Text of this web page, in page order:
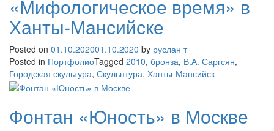
«Мифологическое время» в
Ханты-Мансийске
Posted on 01.10.202001.10.2020 by руслан т
Posted in ПортфолиоTagged 2010, бронза, В.А. Саргсян,
Городская скультура, Скульптура, Ханты-Мансийск
Фонтан «Юность» в Москве